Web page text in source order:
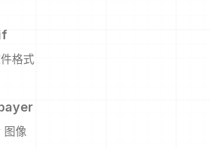
格式
图像